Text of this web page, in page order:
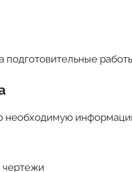
подготовительные
необходимую
чертежи